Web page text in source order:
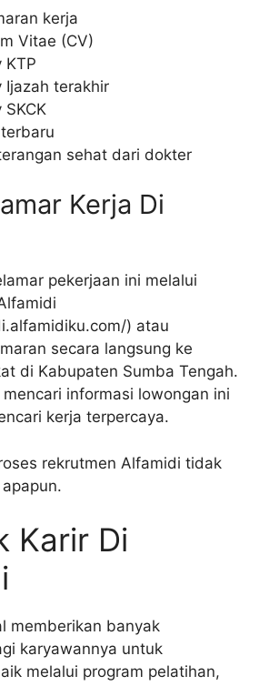
kerja
Vitae (CV)
KTP
Ijazah terakhir
SKCK
sehat dari dokter
Kerja Di
pekerjaan ini melalui
) atau
secara langsung ke
di Kabupaten Sumba Tengah.
informasi lowongan ini
kerja terpercaya.
rekrutmen Alfamidi tidak
Karir Di
memberikan banyak
karyawannya untuk
melalui program pelatihan,